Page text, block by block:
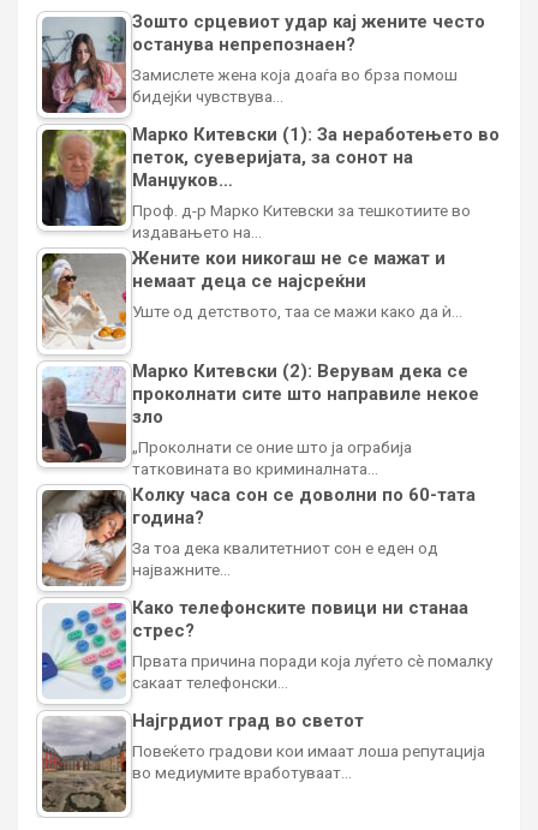
Зошто срцевиот удар кај жените често
останува непрепознаен?
Замислете жена која доаѓа во брза помош
бидејќи чувствува…
Марко Китевски (1): За неработењето во
петок, суеверијата, за сонот на
Манџуков…
Проф. д-р Марко Китевски за тешкотиите во
издавањето на…
Жените кои никогаш не се мажат и
немаат деца се најсреќни
Уште од детството, таа се мажи како да ѝ…
Марко Китевски (2): Верувам дека се
проколнати сите што направиле некое
зло
„Проколнати се оние што ја ограбија
татковината во криминалната…
Колку часа сон се доволни по 60-тата
година?
За тоа дека квалитетниот сон е еден од
најважните…
Како телефонските повици ни станаа
стрес?
Првата причина поради која луѓето сè помалку
сакаат телефонски…
Најгрдиот град во светот
Повеќето градови кои имаат лоша репутација
во медиумите вработуваат…